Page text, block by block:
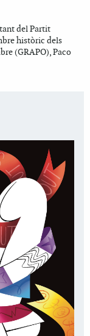
del Partit
històric dels
(GRAPO), Paco